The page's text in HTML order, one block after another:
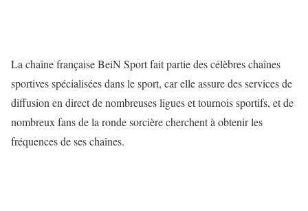
La chaîne française BeiN Sport fait partie des célèbres chaînes
sportives spécialisées dans le sport, car elle assure des services de
diffusion en direct de nombreuses ligues et tournois sportifs, et de
nombreux fans de la ronde sorcière cherchent à obtenir les
fréquences de ses chaînes.